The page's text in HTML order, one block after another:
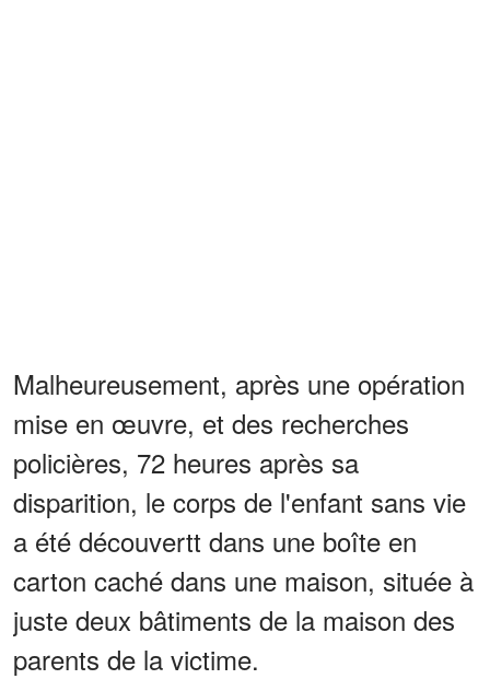
Malheureusement, après une opération
mise en œuvre, et des recherches
policières, 72 heures après sa
disparition, le corps de l'enfant sans vie
a été découvertt dans une boîte en
carton caché dans une maison, située à
juste deux bâtiments de la maison des
parents de la victime.